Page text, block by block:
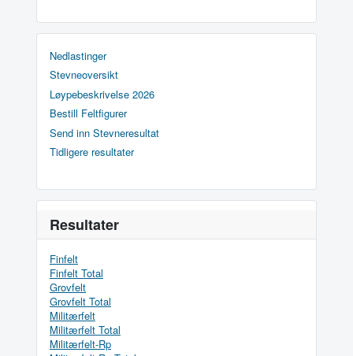
Nedlastinger
Stevneoversikt
Løypebeskrivelse 2026
Bestill Feltfigurer
Send inn Stevneresultat
Tidligere resultater
Resultater
Finfelt
Finfelt Total
Grovfelt
Grovfelt Total
Militærfelt
Militærfelt Total
Militærfelt-Rp